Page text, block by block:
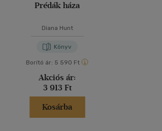
Prédák háza
Diana Hunt
Könyv
Borító ár: 5 590 Ft
Akciós ár:
3 913 Ft
Kosárba